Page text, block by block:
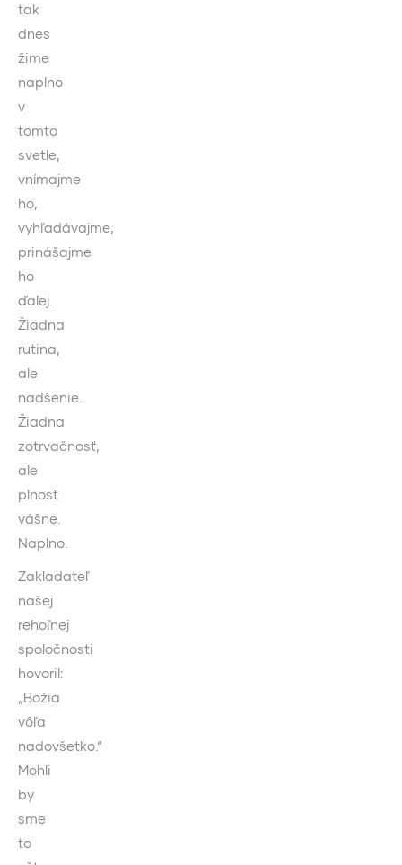
tak
dnes
žime
naplno
v
tomto
svetle,
vnímajme
ho,
vyhľadávajme,
prinášajme
ho
ďalej.
Žiadna
rutina,
ale
nadšenie.
Žiadna
zotrvačnosť,
ale
plnosť
vášne.
Naplno.
Zakladateľ
našej
rehoľnej
spoločnosti
hovoril:
„Božia
vôľa
nadovšetko.“
Mohli
by
sme
to